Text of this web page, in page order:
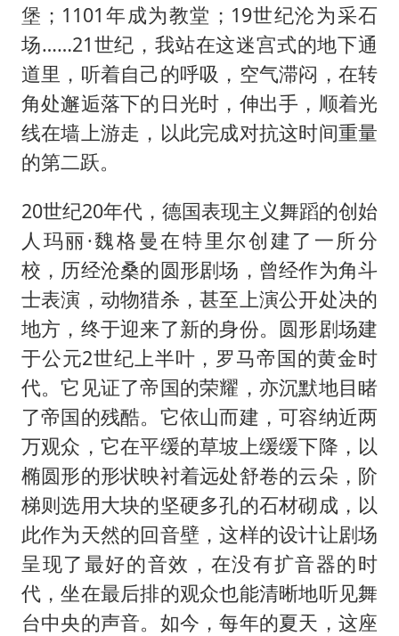
堡；1101年成为教堂；19世纪沦为采石
场……21世纪，我站在这迷宫式的地下通
道里，听着自己的呼吸，空气滞闷，在转
角处邂逅落下的日光时，伸出手，顺着光
线在墙上游走，以此完成对抗这时间重量
的第二跃。
20世纪20年代，德国表现主义舞蹈的创始
人玛丽·魏格曼在特里尔创建了一所分
校，历经沧桑的圆形剧场，曾经作为角斗
士表演，动物猎杀，甚至上演公开处决的
地方，终于迎来了新的身份。圆形剧场建
于公元2世纪上半叶，罗马帝国的黄金时
代。它见证了帝国的荣耀，亦沉默地目睹
了帝国的残酷。它依山而建，可容纳近两
万观众，它在平缓的草坡上缓缓下降，以
椭圆形的形状映衬着远处舒卷的云朵，阶
梯则选用大块的坚硬多孔的石材砌成，以
此作为天然的回音壁，这样的设计让剧场
呈现了最好的音效，在没有扩音器的时
代，坐在最后排的观众也能清晰地听见舞
台中央的声音。如今，每年的夏天，这座